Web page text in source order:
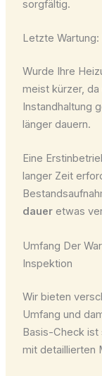
sorgfältig.
Letzte
Wurde Ihre
meist kürzer, da
Instandhaltung
länger dauern.
Eine
langer Zeit
daueretwas
Umfang Der
Inspektion
Wir bieten
Umfang und
Basis-Check ist
mit detaillierten